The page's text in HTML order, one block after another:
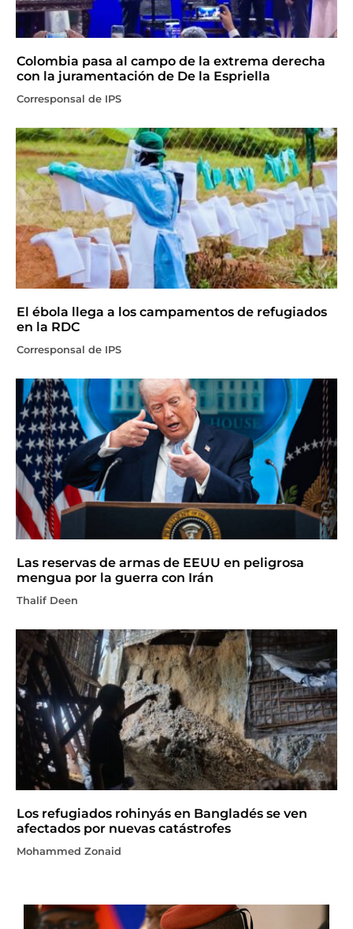
Colombia pasa al campo de la extrema derecha
con la juramentación de De la Espriella
Corresponsal de IPS
El ébola llega a los campamentos de refugiados
en la RDC
Corresponsal de IPS
Las reservas de armas de EEUU en peligrosa
mengua por la guerra con Irán
Thalif Deen
Los refugiados rohinyás en Bangladés se ven
afectados por nuevas catástrofes
Mohammed Zonaid